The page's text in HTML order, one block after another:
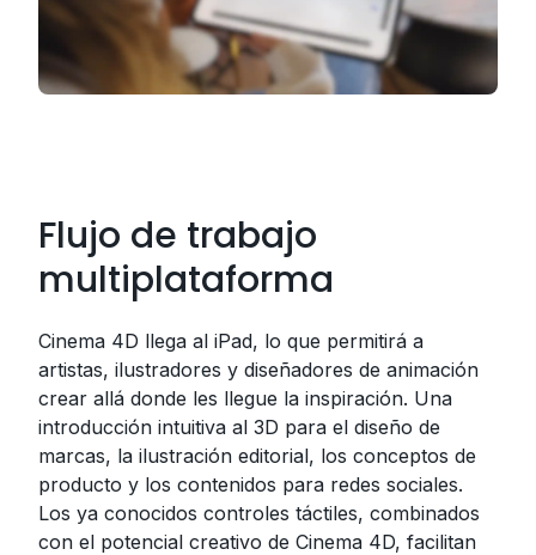
Flujo de trabajo
multiplataforma
Cinema 4D llega al iPad, lo que permitirá a
artistas, ilustradores y diseñadores de animación
crear allá donde les llegue la inspiración. Una
introducción intuitiva al 3D para el diseño de
marcas, la ilustración editorial, los conceptos de
producto y los contenidos para redes sociales.
Los ya conocidos controles táctiles, combinados
con el potencial creativo de Cinema 4D, facilitan